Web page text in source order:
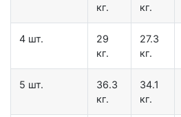
кг.
кг.
4 шт.
29
кг.
27.3
кг.
5 шт.
36.3
кг.
34.1
кг.